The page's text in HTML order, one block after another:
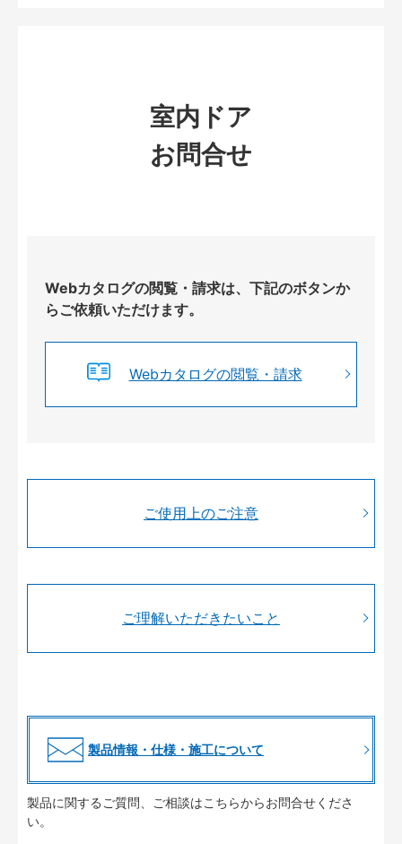
室内ドア
お問合せ
Webカタログの閲覧・請求は、下記のボタンか
らご依頼いただけます。
Webカタログの閲覧・請求
ご使用上のご注意
ご理解いただきたいこと
製品情報・仕様・施工について
製品に関するご質問、ご相談はこちらからお問合せくださ
い。